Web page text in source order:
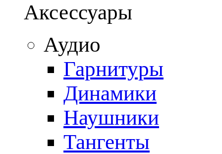
Аксессуары
Аудио
Гарнитуры
Динамики
Наушники
Тангенты